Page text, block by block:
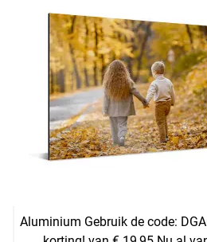
Aluminium Gebruik de code: